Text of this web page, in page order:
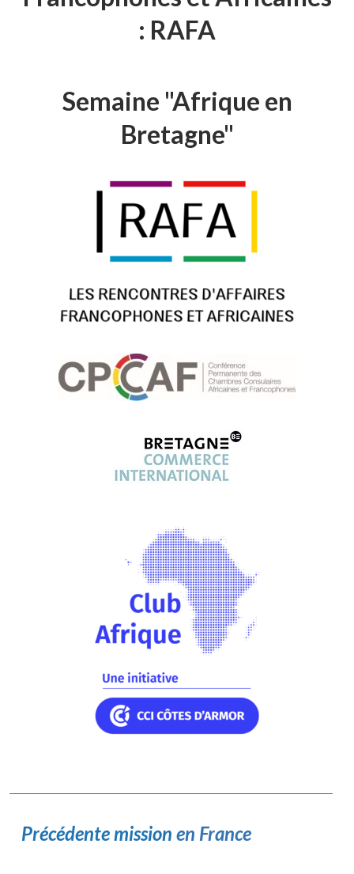
: RAFA
Semaine "Afrique en
Bretagne"
Précédente mission en France